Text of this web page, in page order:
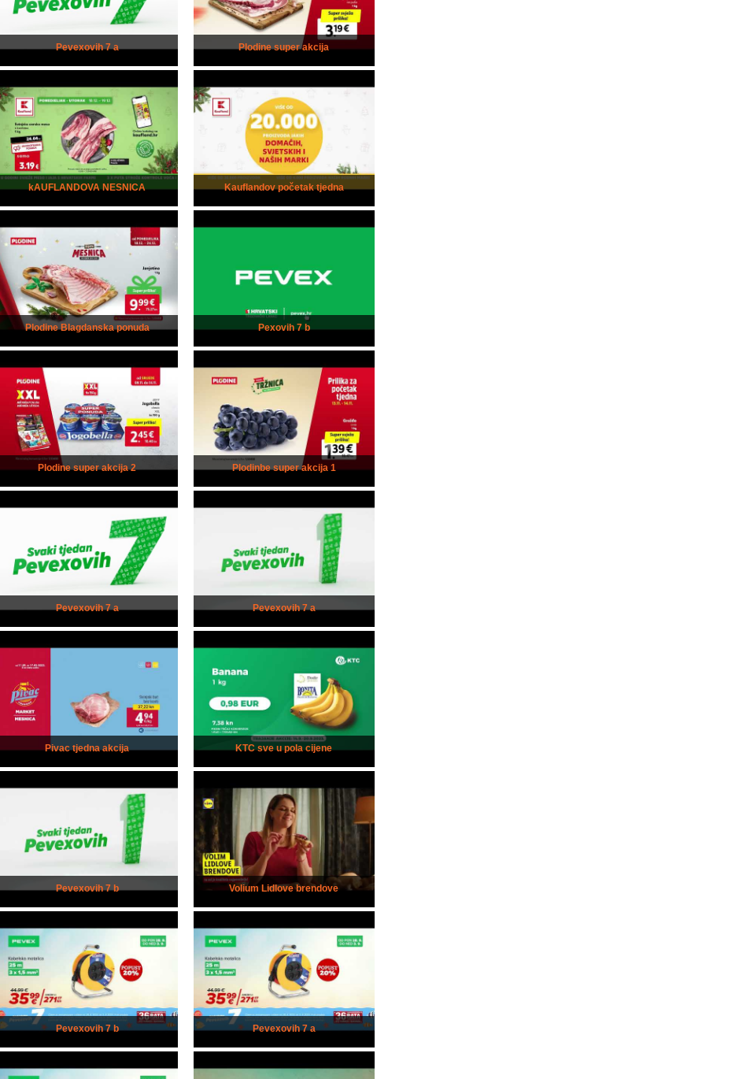
Pevexovih 7 a Plodine super akcija
kAUFLANDOVA NESNICA Kauflandov početak tjedna
Plodine Blagdanska ponuda Pexovih 7 b
Plodine super akcija 2 Plodinbe super akcija 1
Pevexovih 7 a Pevexovih 7 a
Pivac tjedna akcija KTC sve u pola cijene
Pevexovih 7 b Volium Lidlove brendove
Pevexovih 7 b Pevexovih 7 a